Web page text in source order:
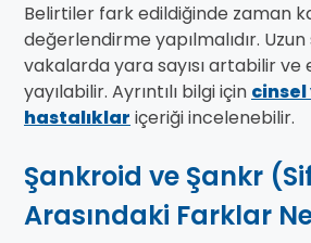
Belirtiler fark edildiğinde zaman
değerlendirme yapılmalıdır.
vakalarda yara sayısı artabilir ve
yayılabilir. Ayrıntılı bilgi için
hastalıklar içeriği incelenebilir.
Şankroid ve Şankr
Arasındaki Farklar